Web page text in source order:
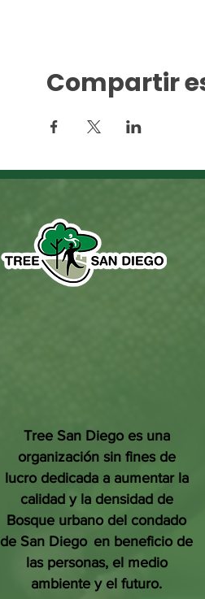
Compartir
Tree San Diego es una
organización sin fines de
lucro dedicada a aumentar la
calidad y la densidad de
Bosque urbano del condado
de San Diego en beneficio de
las personas, el medio
ambiente y el futuro.